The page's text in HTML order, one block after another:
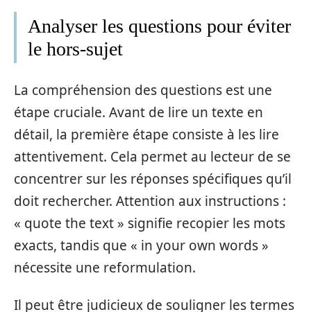
Analyser les questions pour éviter
le hors-sujet
La compréhension des questions est une
étape cruciale. Avant de lire un texte en
détail, la première étape consiste à les lire
attentivement. Cela permet au lecteur de se
concentrer sur les réponses spécifiques qu’il
doit rechercher. Attention aux instructions :
« quote the text » signifie recopier les mots
exacts, tandis que « in your own words »
nécessite une reformulation.
Il peut être judicieux de souligner les termes